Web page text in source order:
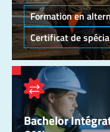
Formation en
Certificat de
Bachelor